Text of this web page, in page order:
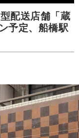
配送店舗「蔵
予定、船橋駅